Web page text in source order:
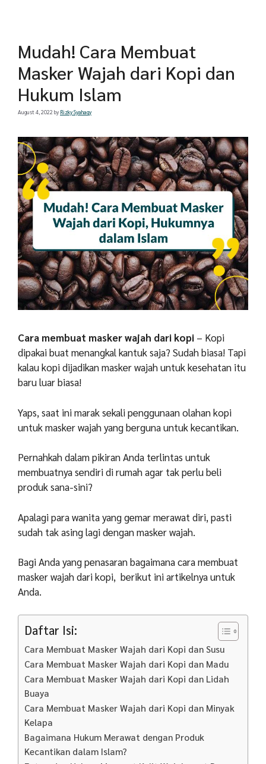
Mudah! Cara Membuat
Masker Wajah dari Kopi dan
Hukum Islam
August 4, 2022 by Rizky Syahaqy
Cara membuat masker wajah dari kopi – Kopi
dipakai buat menangkal kantuk saja? Sudah biasa! Tapi
kalau kopi dijadikan masker wajah untuk kesehatan itu
baru luar biasa!
Yaps, saat ini marak sekali penggunaan olahan kopi
untuk masker wajah yang berguna untuk kecantikan.
Pernahkah dalam pikiran Anda terlintas untuk
membuatnya sendiri di rumah agar tak perlu beli
produk sana-sini?
Apalagi para wanita yang gemar merawat diri, pasti
sudah tak asing lagi dengan masker wajah.
Bagi Anda yang penasaran bagaimana cara membuat
masker wajah dari kopi, berikut ini artikelnya untuk
Anda.
Daftar Isi:
Cara Membuat Masker Wajah dari Kopi dan Susu
Cara Membuat Masker Wajah dari Kopi dan Madu
Cara Membuat Masker Wajah dari Kopi dan Lidah
Buaya
Cara Membuat Masker Wajah dari Kopi dan Minyak
Kelapa
Bagaimana Hukum Merawat dengan Produk
Kecantikan dalam Islam?